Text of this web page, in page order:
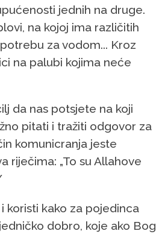
jednih na druge.
na kojoj ima različitih
za vodom... Kroz
na palubi kojima neće
da nas potsjete na koji
pitati i tražiti odgovor za
komunicranja jeste
riječima: „To su Allahove
koristi kako za pojedinca
dobro, koje ako Bog